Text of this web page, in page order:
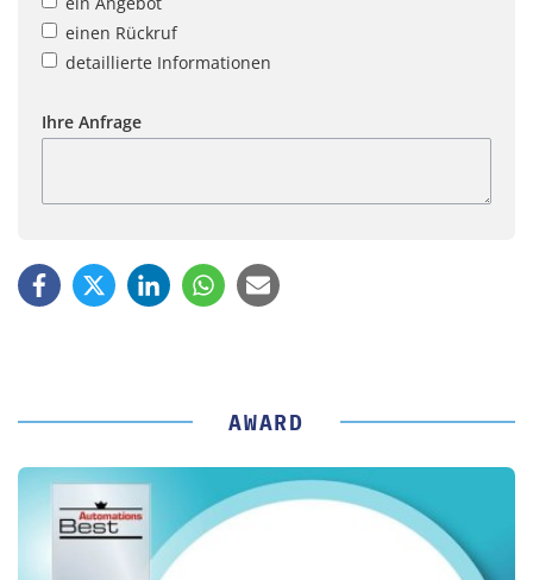
einen Rückruf
detaillierte Informationen
Ihre Anfrage
AWARD